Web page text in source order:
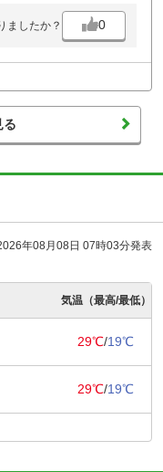
ましたか？ 0
る
年08月08日 07時03分発表
気温（最高/最低）
29℃/19℃
29℃/19℃